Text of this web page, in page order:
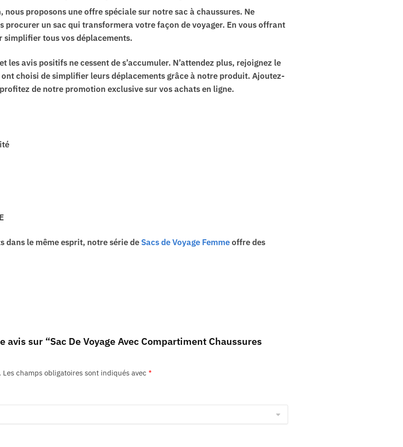
nous proposons une offre spéciale sur notre sac à chaussures. Ne
procurer un sac qui transformera votre façon de voyager. En vous offrant
simplifier tous vos déplacements.
les avis positifs ne cessent de s’accumuler. N’attendez plus, rejoignez le
choisi de simplifier leurs déplacements grâce à notre produit. Ajoutez-
de notre promotion exclusive sur vos achats en ligne.
dans le même esprit, notre série de Sacs de Voyage Femmeoffre des
avis sur “Sac De Voyage Avec Compartiment Chaussures
Les champs obligatoires sont indiqués avec *